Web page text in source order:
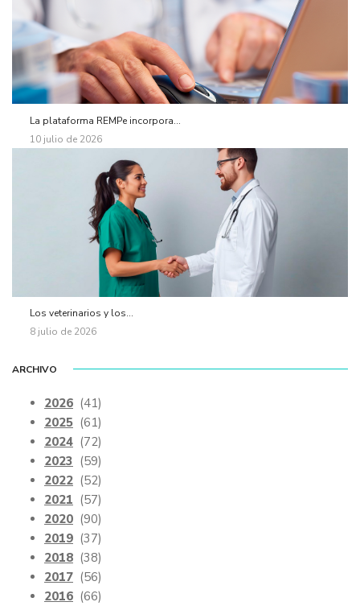
La plataforma REMPe incorpora...
10 julio de 2026
Los veterinarios y los...
8 julio de 2026
ARCHIVO
2026 (41)
2025 (61)
2024 (72)
2023 (59)
2022 (52)
2021 (57)
2020 (90)
2019 (37)
2018 (38)
2017 (56)
2016 (66)